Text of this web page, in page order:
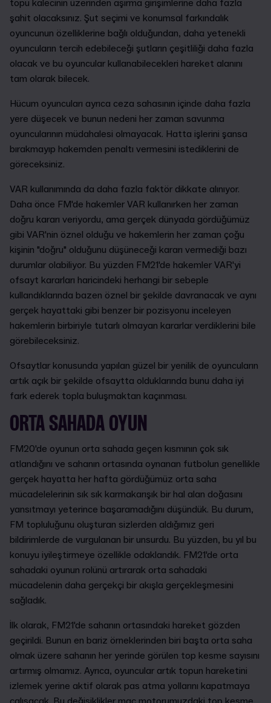
topu kalecinin üzerinden aşırma girişimlerine daha fazla
şahit olacaksınız. Şut seçimi ve konumsal farkındalık
oyuncunun özelliklerine bağlı olduğundan, daha yetenekli
oyuncuların tercih edebileceği şutların çeşitliliği daha fazla
olacak ve bu oyuncular kullanabilecekleri hareket alanını
tam olarak bilecek.
Hücum oyuncuları ayrıca ceza sahasının içinde daha fazla
yere düşecek ve bunun nedeni her zaman savunma
oyuncularının müdahalesi olmayacak. Hatta işlerini şansa
bırakmayıp hakemden penaltı vermesini istediklerini de
göreceksiniz.
VAR kullanımında da daha fazla faktör dikkate alınıyor.
Daha önce FM'de hakemler VAR kullanırken her zaman
doğru kararı veriyordu, ama gerçek dünyada gördüğümüz
gibi VAR'nin öznel olduğu ve hakemlerin her zaman çoğu
kişinin "doğru" olduğunu düşüneceği kararı vermediği bazı
durumlar olabiliyor. Bu yüzden FM21'de hakemler VAR'yi
ofsayt kararları haricindeki herhangi bir sebeple
kullandıklarında bazen öznel bir şekilde davranacak ve aynı
gerçek hayattaki gibi benzer bir pozisyonu inceleyen
hakemlerin birbiriyle tutarlı olmayan kararlar verdiklerini bile
görebileceksiniz.
Ofsaytlar konusunda yapılan güzel bir yenilik de oyuncuların
artık açık bir şekilde ofsaytta olduklarında bunu daha iyi
fark ederek topla buluşmaktan kaçınması.
ORTA SAHADA OYUN
FM20'de oyunun orta sahada geçen kısmının çok sık
atlandığını ve sahanın ortasında oynanan futbolun genellikle
gerçek hayatta her hafta gördüğümüz orta saha
mücadelelerinin sık sık karmakarışık bir hal alan doğasını
yansıtmayı yeterince başaramadığını düşündük. Bu durum,
FM topluluğunu oluşturan sizlerden aldığımız geri
bildirimlerde de vurgulanan bir unsurdu. Bu yüzden, bu yıl bu
konuyu iyileştirmeye özellikle odaklandık. FM21'de orta
sahadaki oyunun rolünü artırarak orta sahadaki
mücadelenin daha gerçekçi bir akışla gerçekleşmesini
sağladık.
İlk olarak, FM21'de sahanın ortasındaki hareket gözden
geçirildi. Bunun en bariz örneklerinden biri başta orta saha
olmak üzere sahanın her yerinde görülen top kesme sayısını
artırmış olmamız. Ayrıca, oyuncular artık topun hareketini
izlemek yerine aktif olarak pas atma yollarını kapatmaya